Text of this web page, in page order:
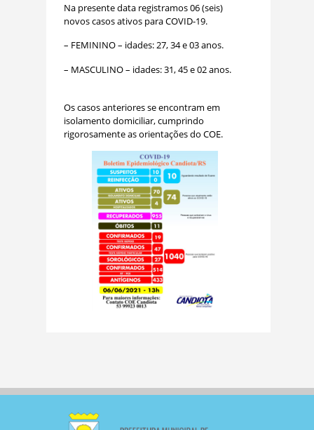
Na presente data registramos 06 (seis)
novos casos ativos para COVID-19.
– FEMININO – idades: 27, 34 e 03 anos.
– MASCULINO – idades: 31, 45 e 02 anos.
Os casos anteriores se encontram em
isolamento domiciliar, cumprindo
rigorosamente as orientações do COE.